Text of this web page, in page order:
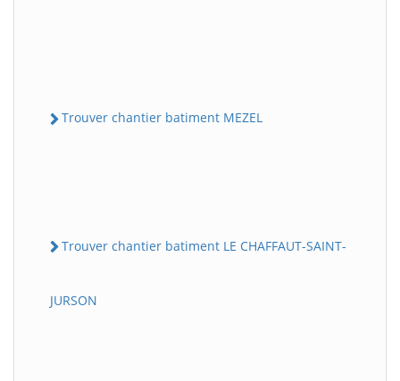
Trouver chantier batiment MEZEL
Trouver chantier batiment LE CHAFFAUT-SAINT-
JURSON